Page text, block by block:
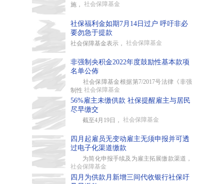
施， 社会保障基金
社保福利金如期7月14日过户 呼吁非必
要勿急于提款
社会保障基金表示， 社会保障基金
非强制央积金2022年度鼓励性基本款项
名单公佈
社会保障基金根据第7/2017号法律《非强
制性 社会保障基金
56%雇主未缴供款 社保提醒雇主与居民
尽早缴交
截至4月19日， 社会保障基金
四月起雇员无变动雇主无须申报并可透
过电子化渠道缴款
为简化申报手续及为雇主拓展缴款渠道，
社会保障基金
四月为供款月新增三间代收银行社保吁